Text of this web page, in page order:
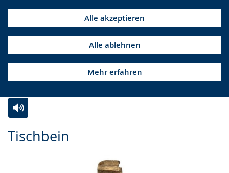
Alle akzeptieren
Alle ablehnen
Mehr erfahren
Tischbein
Leichten
Audio-
Video